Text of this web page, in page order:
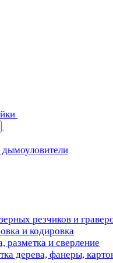
дымоуловители
резчиков и
и кодировка
разметка и сверление
дерева, фанеры,